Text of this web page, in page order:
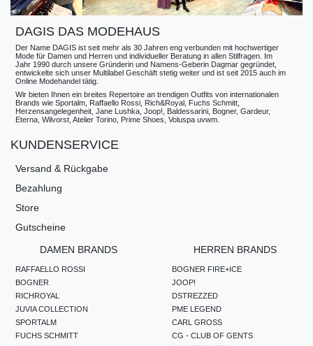
DAGIS DAS MODEHAUS
Der Name DAGIS ist seit mehr als 30 Jahren eng verbunden mit hochwertiger
Mode für Damen und Herren und individueller Beratung in allen Stilfragen. Im
Jahr 1990 durch unsere Gründerin und Namens-Geberin Dagmar gegründet,
entwickelte sich unser Multilabel Geschäft stetig weiter und ist seit 2015 auch im
Online Modehandel tätig.
Wir bieten Ihnen ein breites Repertoire an trendigen Outfits von internationalen
Brands wie Sportalm, Raffaello Rossi, Rich&Royal, Fuchs Schmitt,
Herzensangelegenheit, Jane Lushka, Joop!, Baldessarini, Bogner, Gardeur,
Eterna, Wilvorst, Atelier Torino, Prime Shoes, Voluspa uvwm.
KUNDENSERVICE
Versand & Rückgabe
Bezahlung
Store
Gutscheine
DAMEN BRANDS
RAFFAELLO ROSSI
BOGNER
RICHROYAL
JUVIA COLLECTION
SPORTALM
FUCHS SCHMITT
HERREN BRANDS
BOGNER FIRE+ICE
JOOP!
DSTREZZED
PME LEGEND
CARL GROSS
CG - CLUB OF GENTS